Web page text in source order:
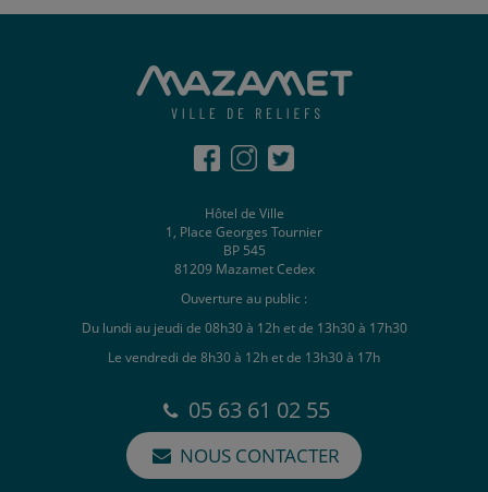
Hôtel de Ville
1, Place Georges Tournier
BP 545
81209 Mazamet Cedex
Ouverture au public :
Du lundi au jeudi de 08h30 à 12h et de 13h30 à 17h30
Le vendredi de 8h30 à 12h et de 13h30 à 17h
05 63 61 02 55
NOUS CONTACTER